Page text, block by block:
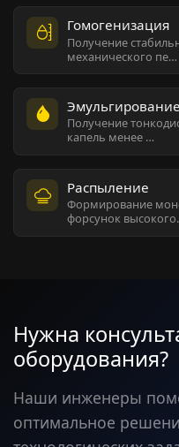
Гомогенизация
Получение
механического пе…
Эмульгирование
Получение
капель менее …
Распыление
Формирование
форсунок
Нужна
оборудования?
Наши инженеры
оптимальное